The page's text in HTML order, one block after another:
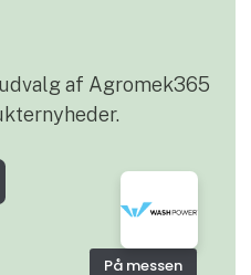
På messen
af Agromek365